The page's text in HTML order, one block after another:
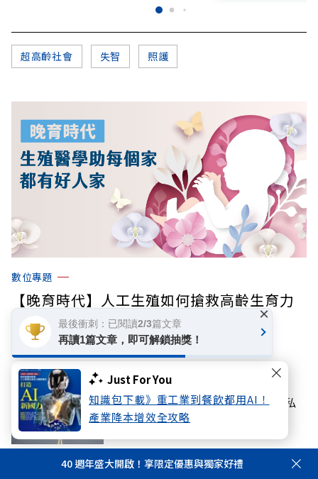
Just For You
知識包下載》重工業到餐飲都用AI！
產業降本增效全攻略
超高齡社會 失智 照護
數位專題
【晚育時代】人工生殖如何搶救高齡生育力
你可能感興趣
教育
最新U.S. News排行榜公布，這所私
校在電腦科學異軍突起
產經
40 週年盛大開啟！享限定優惠與獨家好禮
最後衝刺：已閱讀2/3篇文章
再讀1篇文章，即可解鎖抽獎！
×